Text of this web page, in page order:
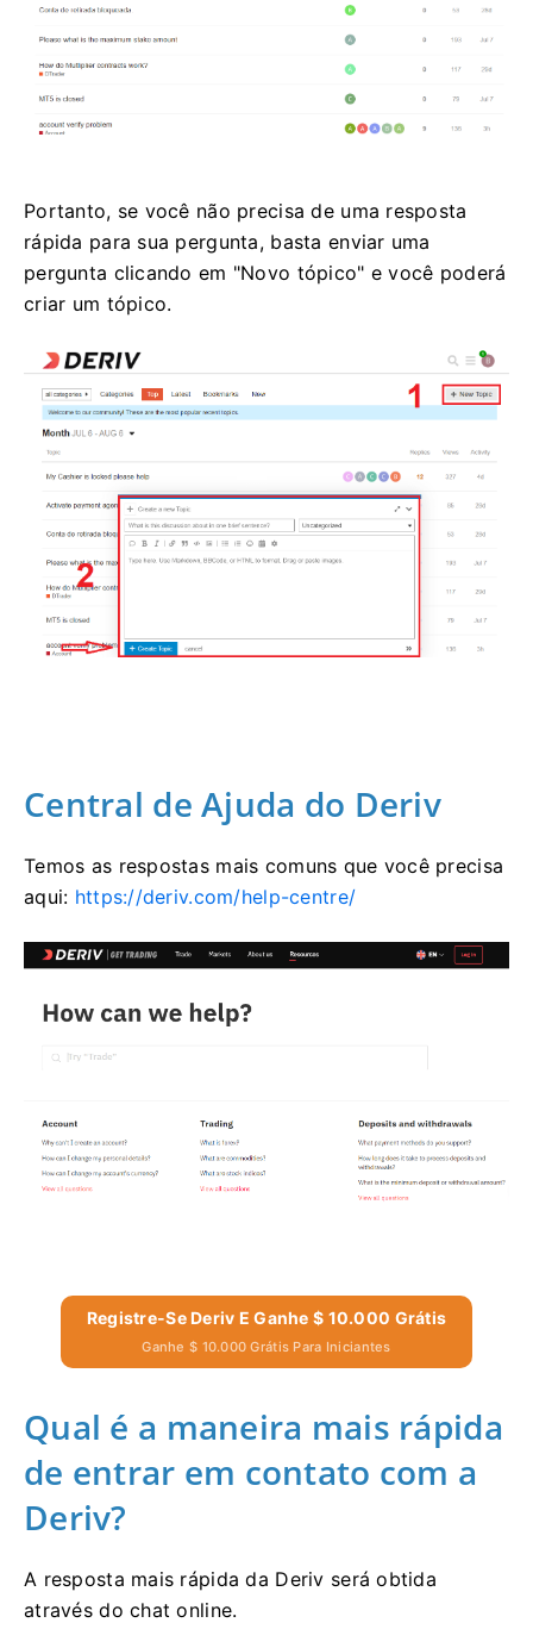
Portanto, se você não precisa de uma resposta
rápida para sua pergunta, basta enviar uma
pergunta clicando em "Novo tópico" e você poderá
criar um tópico.
Central de Ajuda do Deriv
Temos as respostas mais comuns que você precisa
aqui: https://deriv.com/help-centre/
Registre-Se Deriv E Ganhe $ 10.000 Grátis
Ganhe $ 10.000 Grátis Para Iniciantes
Qual é a maneira mais rápida
de entrar em contato com a
Deriv?
A resposta mais rápida da Deriv será obtida
através do chat online.